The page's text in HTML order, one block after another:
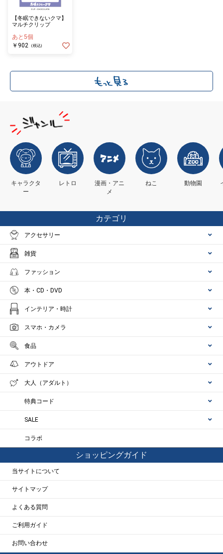
【冬眠できないクマ】
マルチクリップ
あと5個
￥902
(税込)
キャラクタ
ー
レトロ
漫画・アニ
メ
ねこ 動物園
カテゴリ
アクセサリー
雑貨
ファッション
本・CD・DVD
インテリア・時計
スマホ・カメラ
食品
アウトドア
大人（アダルト）
特典コード
SALE
コラボ
ショッピングガイド
当サイトについて
サイトマップ
よくある質問
ご利用ガイド
お問い合わせ